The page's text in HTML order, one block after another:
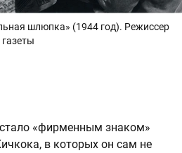
шлюпка» (1944 год). Режиссер
«фирменным знаком»
в которых он сам не